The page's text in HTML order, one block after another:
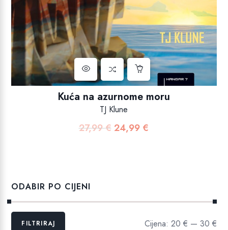
Kuća na azurnome moru
TJ Klune
27,99€ Izvorna
24,99 €Trenutna
ODABIR PO CIJENI
Min
MaksFILTRIRAJ Cijena: 20 € — 30 €